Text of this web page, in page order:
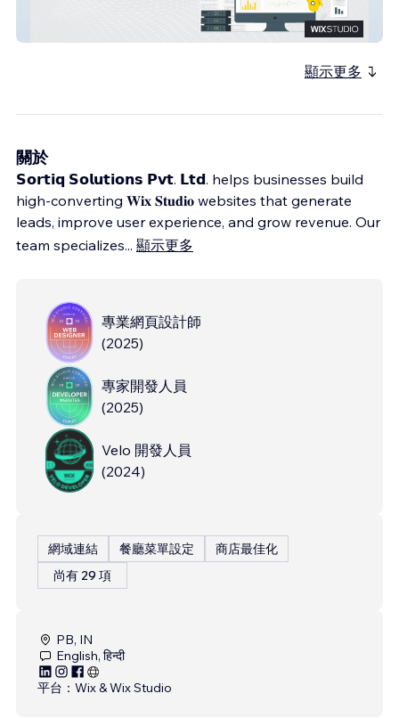
顯示更多
關於
𝗦𝗼𝗿𝘁𝗶𝗾 𝗦𝗼𝗹𝘂𝘁𝗶𝗼𝗻𝘀 𝗣𝘃𝘁. 𝗟𝘁𝗱. helps businesses build
high-converting 𝐖𝐢𝐱 𝐒𝐭𝐮𝐝𝐢𝐨 websites that generate
leads, improve user experience, and grow revenue. Our
team specializes... 顯示更多
專業網頁設計師
(2025)
專家開發人員
(2025)
Velo 開發人員
(2024)
網域連結 餐廳菜單設定
商店最佳化
尚有 29 項
PB, IN
English, हिन्दी
平台： Wix & Wix Studio